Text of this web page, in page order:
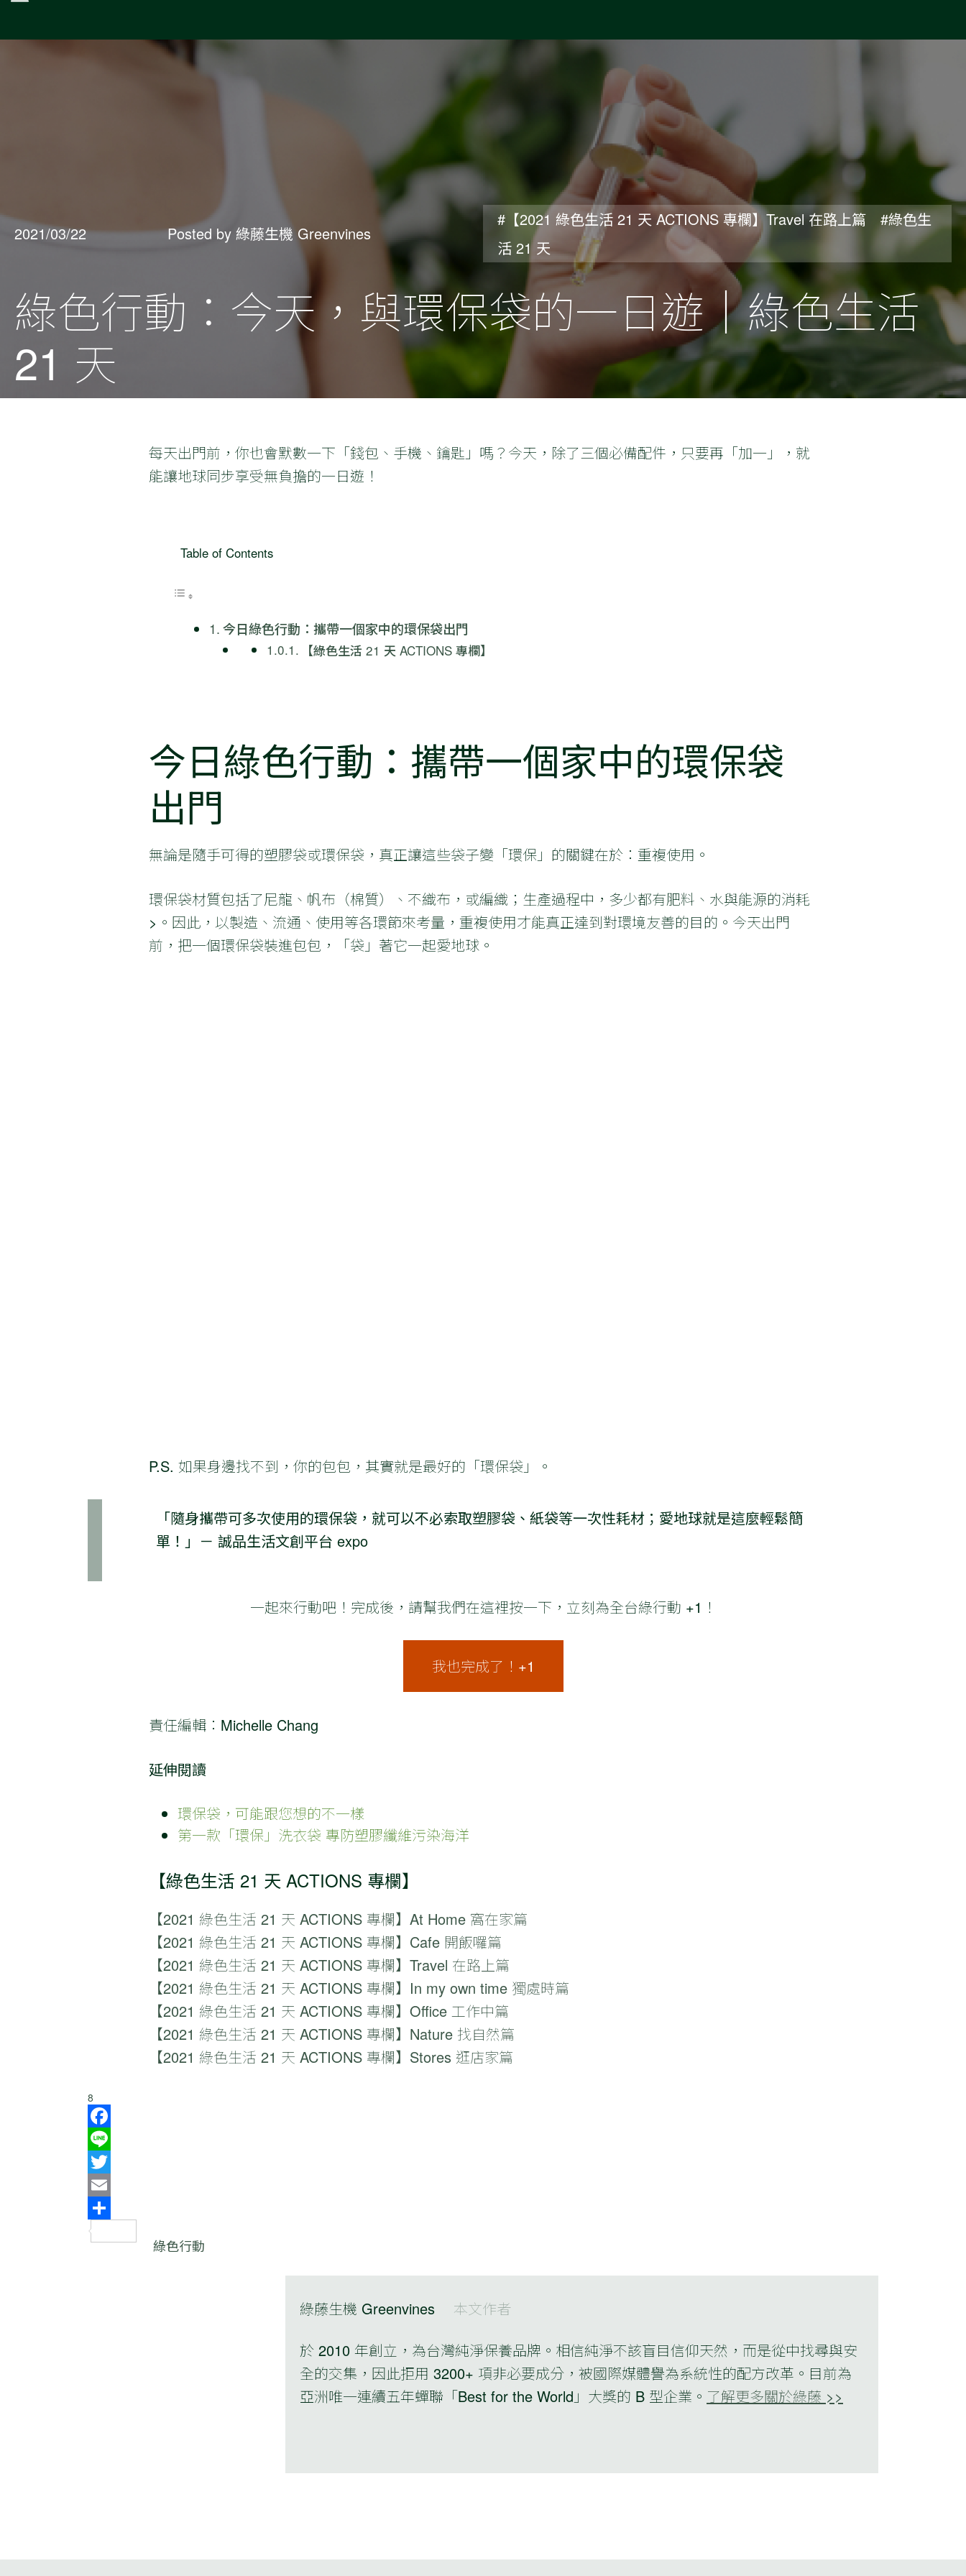
2021/03/22 Posted by 綠藤生機 Greenvines
#【2021 綠色生活 21 天 ACTIONS 專欄】Travel 在路上篇
#綠色生
活 21 天
綠色行動：今天，與環保袋的一日遊｜綠色生活
21 天
每天出門前，你也會默數一下「錢包、手機、鑰匙」嗎？今天，除了三個必備配件，只要再「加一」，就
能讓地球同步享受無負擔的一日遊！
Table of Contents
今日綠色行動：攜帶一個家中的環保袋出門
【綠色生活 21 天 ACTIONS 專欄】
今日綠色行動：攜帶一個家中的環保袋
出門
無論是隨手可得的塑膠袋或環保袋，真正讓這些袋子變「環保」的關鍵在於：重複使用。
環保袋材質包括了尼龍、帆布（棉質）、不織布，或編織；生產過程中，多少都有肥料、水與能源的消耗
>。因此，以製造、流通、使用等各環節來考量，重複使用才能真正達到對環境友善的目的。今天出門
前，把一個環保袋裝進包包，「袋」著它一起愛地球。
P.S. 如果身邊找不到，你的包包，其實就是最好的「環保袋」。
「隨身攜帶可多次使用的環保袋，就可以不必索取塑膠袋、紙袋等一次性耗材；愛地球就是這麼輕鬆簡
單！」－ 誠品生活文創平台 expo
一起來行動吧！完成後，請幫我們在這裡按一下，立刻為全台綠行動 +1！
我也完成了！+1
責任編輯：Michelle Chang
延伸閱讀
環保袋，可能跟您想的不一樣
第一款「環保」洗衣袋 專防塑膠纖維污染海洋
【綠色生活 21 天 ACTIONS 專欄】
【2021 綠色生活 21 天 ACTIONS 專欄】At Home 窩在家篇
【2021 綠色生活 21 天 ACTIONS 專欄】Cafe 開飯囉篇
【2021 綠色生活 21 天 ACTIONS 專欄】Travel 在路上篇
【2021 綠色生活 21 天 ACTIONS 專欄】In my own time 獨處時篇
【2021 綠色生活 21 天 ACTIONS 專欄】Office 工作中篇
【2021 綠色生活 21 天 ACTIONS 專欄】Nature 找自然篇
【2021 綠色生活 21 天 ACTIONS 專欄】Stores 逛店家篇
8
Facebook
Line
Twitter
Email
綠色行動
綠藤生機 Greenvines
本文作者
於 2010 年創立，為台灣純淨保養品牌。相信純淨不該盲目信仰天然，而是從中找尋與安
全的交集，因此拒用 3200+ 項非必要成分，被國際媒體譽為系統性的配方改革。目前為
亞洲唯一連續五年蟬聯「Best for the World」大獎的 B 型企業。 了解更多關於綠藤 >>